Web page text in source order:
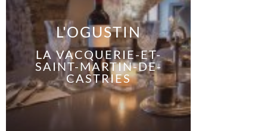
L'OGUSTIN
LA VACQUERIE-ET-
SAINT-MARTIN-DE-
CASTRIES